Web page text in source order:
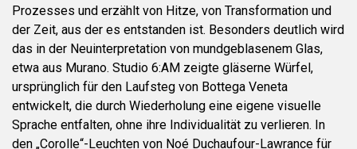
Prozesses und erzählt von Hitze, von Transformation und
der Zeit, aus der es entstanden ist. Besonders deutlich wird
das in der Neuinterpretation von mundgeblasenem Glas,
etwa aus Murano. Studio 6:AM zeigte gläserne Würfel,
ursprünglich für den Laufsteg von Bottega Veneta
entwickelt, die durch Wiederholung eine eigene visuelle
Sprache entfalten, ohne ihre Individualität zu verlieren. In
den „Corolle“-Leuchten von Noé Duchaufour-Lawrance für